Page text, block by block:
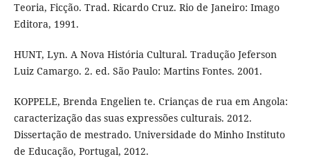
Teoria, Ficção. Trad. Ricardo Cruz. Rio de Janeiro: Imago
Editora, 1991.
HUNT, Lyn. A Nova História Cultural. Tradução Jeferson
Luiz Camargo. 2. ed. São Paulo: Martins Fontes. 2001.
KOPPELE, Brenda Engelien te. Crianças de rua em Angola:
caracterização das suas expressões culturais. 2012.
Dissertação de mestrado. Universidade do Minho Instituto
de Educação, Portugal, 2012.